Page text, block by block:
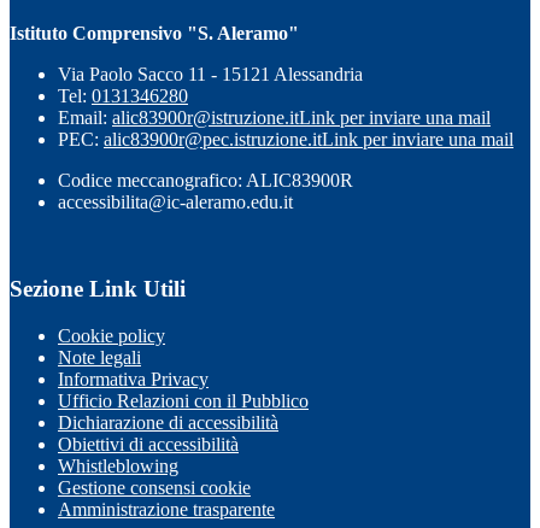
Istituto Comprensivo "S. Aleramo"
Via Paolo Sacco 11 - 15121 Alessandria
Tel: 0131346280
Email: alic83900r@istruzione.itLink per inviare una mail
PEC: alic83900r@pec.istruzione.itLink per inviare una mail
Codice meccanografico: ALIC83900R
accessibilita@ic-aleramo.edu.it
Sezione Link Utili
Cookie policy
Note legali
Informativa Privacy
Ufficio Relazioni con il Pubblico
Dichiarazione di accessibilità
Obiettivi di accessibilità
Whistleblowing
Gestione consensi cookie
Amministrazione trasparente